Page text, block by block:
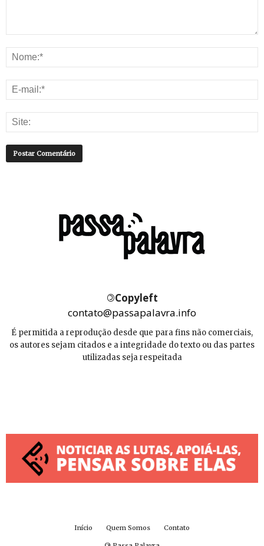
©Copyleft
contato@passapalavra.info
É permitida a reprodução desde que para fins não comerciais,
os autores sejam citados e a integridade do texto ou das partes
utilizadas seja respeitada
Início Quem Somos Contato